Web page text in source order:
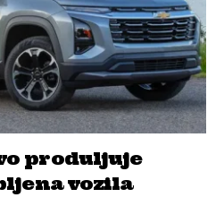
produljuje
vozila